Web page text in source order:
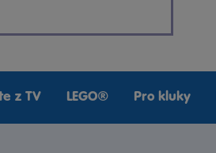
z TV LEGO® Pro kluky